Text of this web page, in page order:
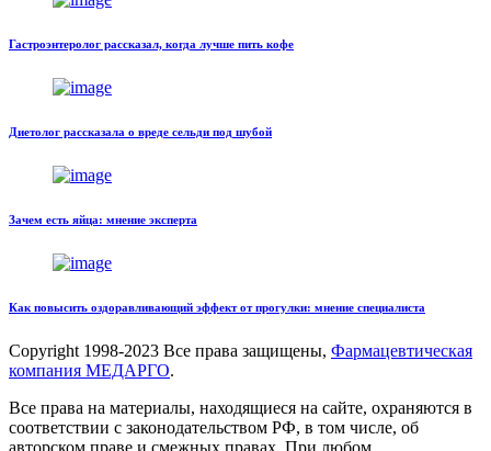
Гастроэнтеролог рассказал, когда лучше пить кофе
Диетолог рассказала о вреде сельди под шубой
Зачем есть яйца: мнение эксперта
Как повысить оздоравливающий эффект от прогулки: мнение специалиста
Copyright 1998-2023 Все права защищены, Фармацевтическая
компания МЕДАРГО.
Все права на материалы, находящиеся на сайте, охраняются в
соответствии с законодательством РФ, в том числе, об